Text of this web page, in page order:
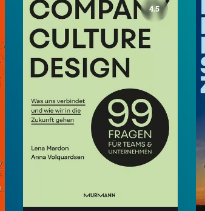
4.5